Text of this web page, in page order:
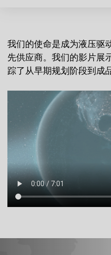
我们的使命是成为液压驱
先供应商。我们的影片展
踪了从早期规划阶段到成